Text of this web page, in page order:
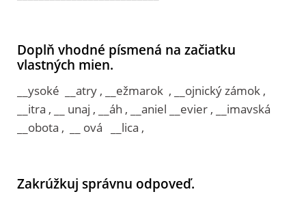
Doplň vhodné písmená na začiatku
vlastných mien.
__ysoké __atry , __ežmarok , __ojnický zámok ,
__itra , __ unaj , __áh , __aniel __evier , __imavská
__obota , __ ová __lica ,
Zakrúžkuj správnu odpoveď.